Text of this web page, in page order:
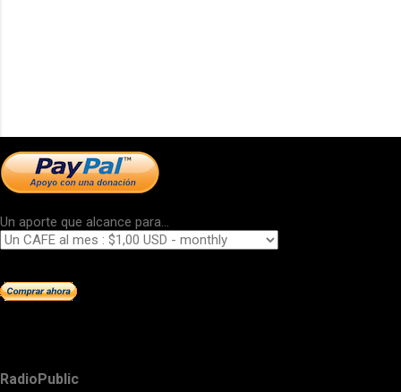
Un aporte que alcance para...
RadioPublic